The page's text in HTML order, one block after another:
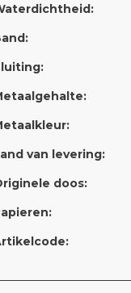
van levering:
doos: